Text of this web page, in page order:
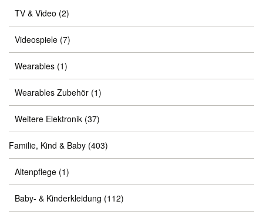
TV & Video (2)
Videospiele (7)
Wearables (1)
Wearables Zubehör (1)
Weitere Elektronik (37)
Familie, Kind & Baby (403)
Altenpflege (1)
Baby- & Kinderkleidung (112)